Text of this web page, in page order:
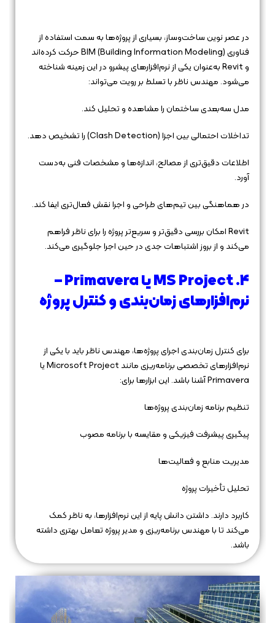
در عصر نوین ساخت‌وساز، بسیاری از پروژه‌ها به سمت استفاده از
فناوری BIM (Building Information Modeling) حرکت کرده‌اند
و Revit به‌عنوان یکی از نرم‌افزارهای پیشرو در این زمینه شناخته
می‌شود. مهندس ناظر با تسلط بر رویت می‌تواند:
مدل سه‌بعدی ساختمان را مشاهده و تحلیل کند.
تداخلات احتمالی بین اجزا (Clash Detection) را تشخیص دهد.
اطلاعات دقیق‌تری از مصالح، اندازه‌ها و مشخصات فنی به‌دست
آورد.
در هماهنگی بین تیم‌های طراحی و اجرا نقش فعال‌تری ایفا کند.
Revit امکان بررسی دقیق‌تر و سریع‌تر پروژه را برای ناظر فراهم
می‌کند و از بروز اشتباهات جدی در حین اجرا جلوگیری می‌کند.
4. MS Project یا Primavera –
نرم‌افزارهای زمان‌بندی و کنترل پروژه
برای کنترل زمان‌بندی اجرای پروژه‌ها، مهندس ناظر باید با یکی از
نرم‌افزارهای تخصصی برنامه‌ریزی مانند Microsoft Project یا
Primavera آشنا باشد. این ابزارها برای:
تنظیم برنامه زمان‌بندی پروژه‌ها
پیگیری پیشرفت فیزیکی و مقایسه با برنامه مصوب
مدیریت منابع و فعالیت‌ها
تحلیل تأخیرات پروژه
کاربرد دارند. داشتن دانش پایه از این نرم‌افزارها، به ناظر کمک
می‌کند تا با مهندس برنامه‌ریزی و مدیر پروژه تعامل بهتری داشته
باشد.